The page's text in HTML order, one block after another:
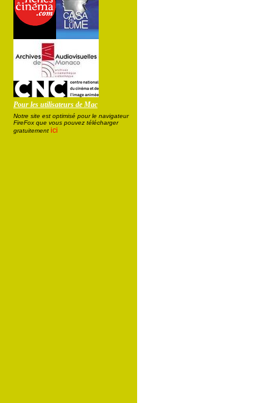
Pour les utilisateurs de Mac
Notre site est optimisé pour le navigateur
FireFox que vous pouvez télécharger
gratuitement ici